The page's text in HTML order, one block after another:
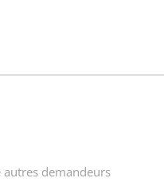
demandeurs